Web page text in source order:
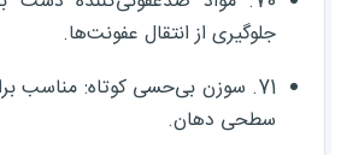
جلوگیری از انتقال عفونت‌ها.
71. سوزن بی‌حسی کوتاه: مناسب
سطحی دهان.